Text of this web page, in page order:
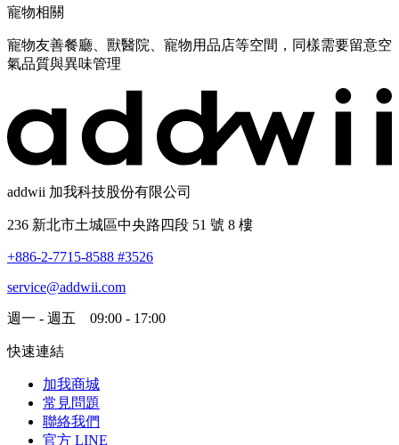
寵物相關
寵物友善餐廳、獸醫院、寵物用品店等空間，同樣需要留意空
氣品質與異味管理
addwii 加我科技股份有限公司
236 新北市土城區中央路四段 51 號 8 樓
+886-2-7715-8588 #3526
service@addwii.com
週一 - 週五 09:00 - 17:00
快速連結
加我商城
常見問題
聯絡我們
官方 LINE